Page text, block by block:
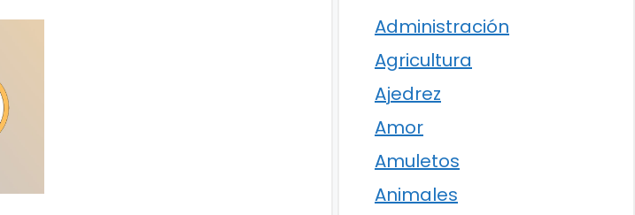
Administración
Agricultura
Ajedrez
Amor
Amuletos
Animales